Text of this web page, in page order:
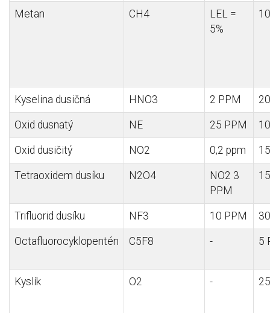
Metan CH4
LEL =
5%
Kyselina dusičná HNO3 2 PPM
Oxid dusnatý NE 25 PPM
Oxid dusičitý NO2 0,2 ppm
Tetraoxidem dusíku N2O4
NO2 3
PPM
Trifluorid dusíku NF3 10 PPM
Octafluorocyklopentén C5F8 - 5
Kyslík O2 -